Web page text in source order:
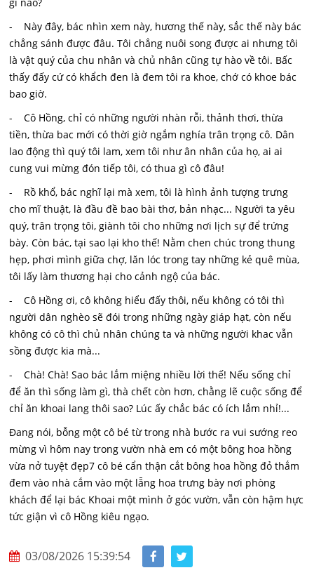
- Này đây, bác nhìn xem này, hương thế này, sắc thế này bác
chẳng sánh được đâu. Tôi chẳng nuôi song được ai nhưng tôi
là vật quý của chu nhân và chủ nhân cũng tự hào về tôi. Bấc
thấy đấy cứ có khẩch đen là đem tôi ra khoe, chớ có khoe bác
bao giờ.
- Cô Hồng, chỉ có những người nhàn rỗi, thảnh thơi, thừa
tiền, thừa bac mới có thời giờ ngắm nghía trân trọng cô. Dân
lao động thì quý tôi lam, xem tôi như ân nhân của họ, ai ai
cung vui mừng đón tiếp tôi, có thua gì cô đâu!
- Rồ khổ, bác nghĩ lại mà xem, tôi là hình ảnh tượng trưng
cho mĩ thuật, là đầu đề bao bài thơ, bản nhạc... Người ta yêu
quý, trân trọng tôi, giành tôi cho những nơi lịch sự để trứng
bày. Còn bác, tại sao lại kho thế! Nằm chen chúc trong thung
hẹp, phơi mình giữa chợ, lăn lóc trong tay những kẻ quê mùa,
tôi lấy làm thương hại cho cảnh ngộ của bác.
- Cô Hồng ơi, cô không hiểu đấy thôi, nếu không có tôi thì
người dân nghèo sẽ đói trong những ngày giáp hạt, còn nếu
không có cô thì chủ nhân chúng ta và những người khac vẫn
sồng được kia mà...
- Chà! Chà! Sao bác lắm miệng nhiều lời thế! Nếu sống chỉ
để ăn thì sống làm gì, thà chết còn hơn, chằng lẽ cuộc sống để
chỉ ăn khoai lang thôi sao? Lúc ấy chắc bác có ích lắm nhỉ!...
Đang nói, bỗng một cô bé từ trong nhà bước ra vui sướng reo
mừng vì hôm nay trong vườn nhà em có một bông hoa hồng
vừa nở tuyệt đẹp7 cô bé cẩn thận cắt bông hoa hồng đỏ thắm
đem vào nhà cắm vào một lẵng hoa trưng bày nơi phòng
khách để lại bác Khoai một mình ở góc vườn, vẫn còn hậm hực
tức giận vì cô Hồng kiêu ngạo.
03/08/2026 15:39:54